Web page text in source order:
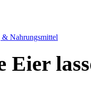
& Nahrungsmittel
Eier